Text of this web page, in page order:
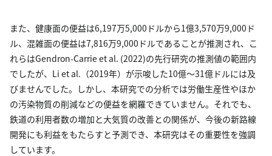
また、健康面の便益は6,197万5,000ドルから1億3,570万9,000ド
ル、混雑面の便益は7,816万9,000ドルであることが推測され、こ
れらはGendron-Carrie et al. (2022)の先行研究の推測値の範囲内
でしたが、Li et al.（2019年）が示唆した10億～31億ドルには及
びませんでした。しかし、本研究での分析では労働生産性やほか
の汚染物質の削減などの便益を網羅できていません。それでも、
鉄道の利用者数の増加と大気質の改善との関係が、今後の新路線
開発にも利益をもたらすと予測でき、本研究はその重要性を強調
しています。